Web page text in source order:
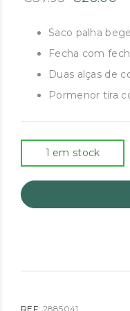
original
era:
€37.95.
é:
Saco palha bege
Fecha com
Duas alças de
Pormenor tira
1 em stock
REF: 2885041